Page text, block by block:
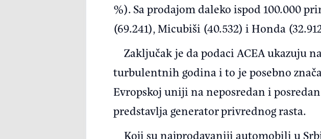
%). Sa prodajom daleko ispod 100.000
(69.241), Micubiši (40.532) i Honda
Zaključak je da podaci ACEA ukazuju
turbulentnih godina i to je posebno
Evropskoj uniji na neposredan i
predstavlja generator privrednog rasta.
Koji su najprodavaniji automobili u